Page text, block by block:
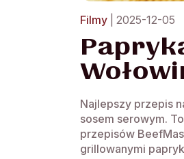
Filmy | 2025-12-05
Najlepszy przepis
sosem serowym.
przepisów
grillowanymi